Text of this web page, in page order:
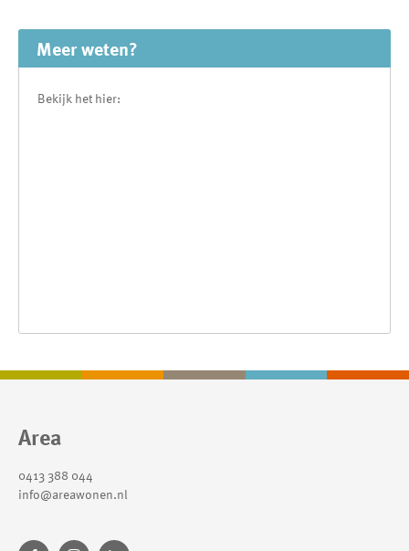
Meer weten?
Bekijk het hier:
Contactinformatie
Area
0413 388 044
info@areawonen.nl